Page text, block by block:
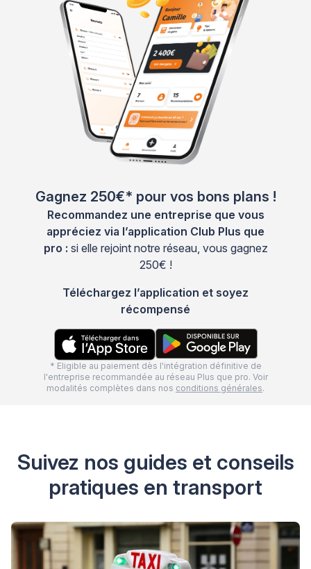
Gagnez 250€* pour vos bons plans !
Recommandez une entreprise que vous
appréciez via l’application Club Plus que
pro : si elle rejoint notre réseau, vous gagnez
250€ !
Téléchargez l’application et soyez
récompensé
* Eligible au paiement dès l'intégration définitive de
l'entreprise recommandée au réseau Plus que pro. Voir
modalités complètes dans nos conditions générales.
Suivez nos guides et conseils
pratiques en transport